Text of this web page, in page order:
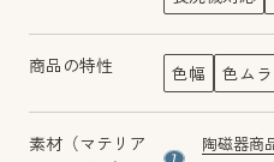
商品の特性 色幅 色ムラ
素材（マテリア
material
陶磁器商